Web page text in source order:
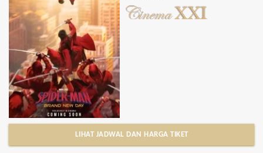
LIHAT JADWAL DAN HARGA TIKET